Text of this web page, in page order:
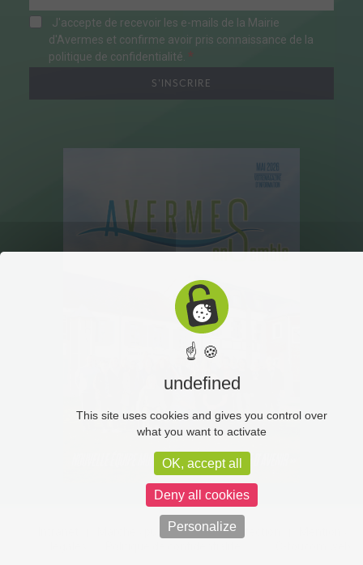
J'accepte de recevoir les e-mails de la Mairie
d'Avermes et confirme avoir pris connaissance de la
politique de confidentialité.
S'INSCRIRE
Marchés publics Vidéoprotection
☝ 🍪
undefined
This site uses cookies and gives you control over
what you want to activate
OK, accept all
Deny all cookies
Personalize